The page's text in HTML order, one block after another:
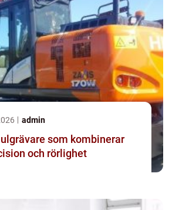
admin
som kombinerar
och rörlighet